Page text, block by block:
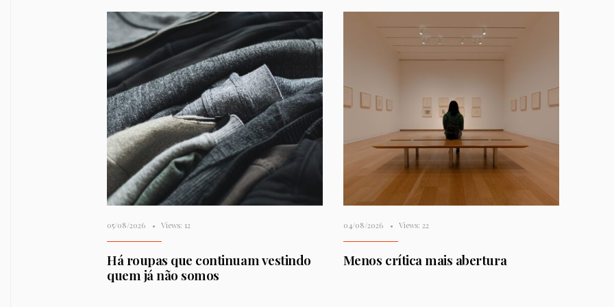
05/08/2026 • Views: 12
Há roupas que continuam vestindo
quem já não somos
04/08/2026 • Views: 22
Menos crítica mais abertura